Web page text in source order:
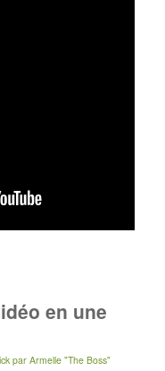
en une
par Armelle "The Boss"